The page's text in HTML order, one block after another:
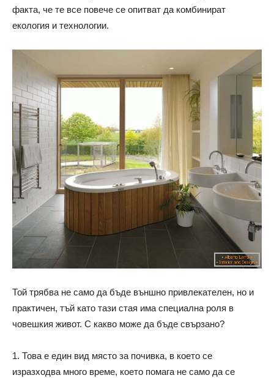
факта, че те все повече се опитват да комбинират
екология и технологии.
Той трябва не само да бъде външно привлекателен, но и
практичен, тъй като тази стая има специална роля в
човешкия живот. С какво може да бъде свързано?
1. Това е един вид място за почивка, в което се
изразходва много време, което помага не само да се